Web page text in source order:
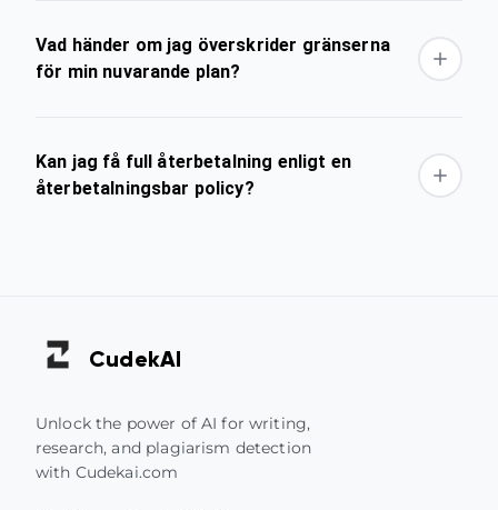
Vad händer om jag överskrider gränserna
för min nuvarande plan?
Kan jag få full återbetalning enligt en
återbetalningsbar policy?
CudekAI
Unlock the power of AI for writing,
research, and plagiarism detection
with Cudekai.com